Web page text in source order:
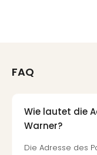
FAQ
Wie lautet die
Warner?
Die Adresse des